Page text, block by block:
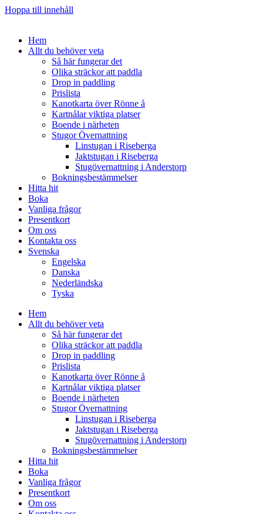
Hoppa till innehåll
Hem
Allt du behöver veta
Så här fungerar det
Olika sträckor att paddla
Drop in paddling
Prislista
Kanotkarta över Rönne å
Kartnålar viktiga platser
Boende i närheten
Stugor Övernattning
Linstugan i Riseberga
Jaktstugan i Riseberga
Stugövernattning i Anderstorp
Bokningsbestämmelser
Hitta hit
Boka
Vanliga frågor
Presentkort
Om oss
Kontakta oss
Svenska
Engelska
Danska
Nederländska
Tyska
Hem
Allt du behöver veta
Så här fungerar det
Olika sträckor att paddla
Drop in paddling
Prislista
Kanotkarta över Rönne å
Kartnålar viktiga platser
Boende i närheten
Stugor Övernattning
Linstugan i Riseberga
Jaktstugan i Riseberga
Stugövernattning i Anderstorp
Bokningsbestämmelser
Hitta hit
Boka
Vanliga frågor
Presentkort
Om oss